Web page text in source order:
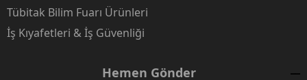
Tübitak Bilim Fuarı Ürünleri
İş Kıyafetleri & İş Güvenliği
Hemen Gönder